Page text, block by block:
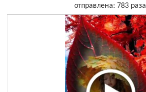
отправлена: 783 раза